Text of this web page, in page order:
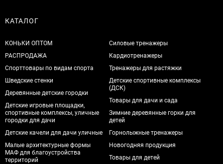
КАТАЛОГ
КОНЬКИ ОПТОМ
РАСПРОДАЖА
Спорттовары по видам спорта
Шведские стенки
Деревянные детские городки
Детские игровые площадки,
спортивные комплексы, уличные
городки для дачи
Детские качели для дачи уличные
Малые архитектурные формы
МАФ для благоустройства
территорий
Силовые тренажеры
Кардиотренажеры
Тренажеры для растяжки
Детские спортивные комплексы
(ДСК)
Товары для дачи и сада
Зимние деревянные горки для
детей
Горнолыжные тренажеры
Новогодняя продукция
Товары для детей